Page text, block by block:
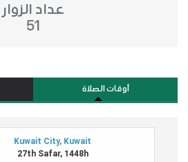
عداد الزوار
51
أوقات الصلاة